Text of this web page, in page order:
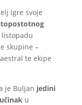
igre svoje
listopadu
skupine –
te ekipe
je Buljan jedini
u